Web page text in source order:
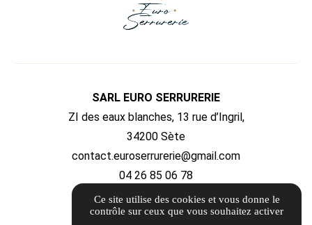
SARL EURO SERRURERIE
ZI des eaux blanches, 13 rue d’Ingril,
34200 Sète
contact.euroserrurerie@gmail.com
04 26 85 06 78
ITINÉRAIRE
Ce site utilise des cookies et vous donne le
contrôle sur ceux que vous souhaitez activer